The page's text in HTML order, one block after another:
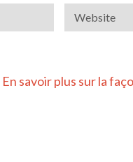
En savoir plus sur la